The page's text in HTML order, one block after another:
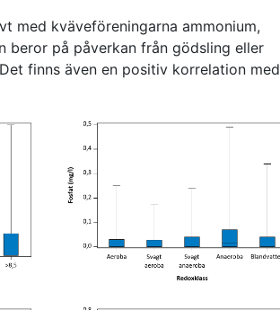
med kväveföreningarna ammonium,
på påverkan från gödsling eller
finns även en positiv korrelation med